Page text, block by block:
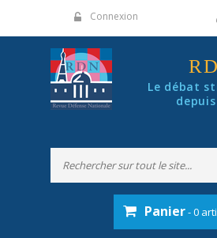
Connexion
Le débat
Panier- 0